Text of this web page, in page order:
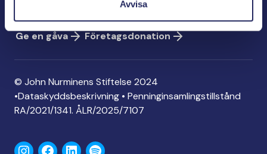
Avvisa
Ge en gåva
Företagsdonation
© John Nurminens Stiftelse 2024
•Dataskyddsbeskrivning • Penninginsamlingstillstånd
RA/2021/1341. ÅLR/2025/7107